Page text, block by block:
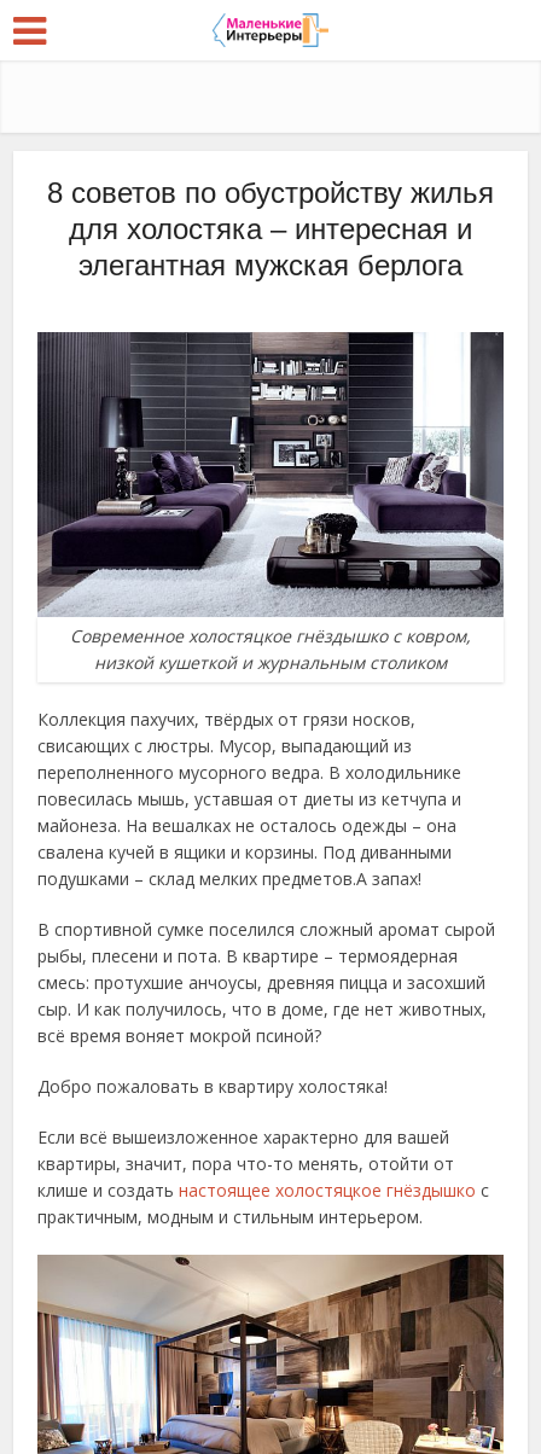
8 советов по обустройству жилья
для холостяка – интересная и
элегантная мужская берлога
Современное холостяцкое гнёздышко с ковром,
низкой кушеткой и журнальным столиком
Коллекция пахучих, твёрдых от грязи носков,
свисающих с люстры. Мусор, выпадающий из
переполненного мусорного ведра. В холодильнике
повесилась мышь, уставшая от диеты из кетчупа и
майонеза. На вешалках не осталось одежды – она
свалена кучей в ящики и корзины. Под диванными
подушками – склад мелких предметов.А запах!
В спортивной сумке поселился сложный аромат сырой
рыбы, плесени и пота. В квартире – термоядерная
смесь: протухшие анчоусы, древняя пицца и засохший
сыр. И как получилось, что в доме, где нет животных,
всё время воняет мокрой псиной?
Добро пожаловать в квартиру холостяка!
Если всё вышеизложенное характерно для вашей
квартиры, значит, пора что-то менять, отойти от
клише и создатьнастоящее холостяцкое гнёздышко с
практичным, модным и стильным интерьером.